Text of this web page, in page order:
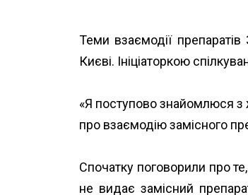
Теми взаємодії
Києві. Ініціаторкою
«Я поступово знайомлюся з
про взаємодію замісного
Спочатку поговорили про
не видає замісний